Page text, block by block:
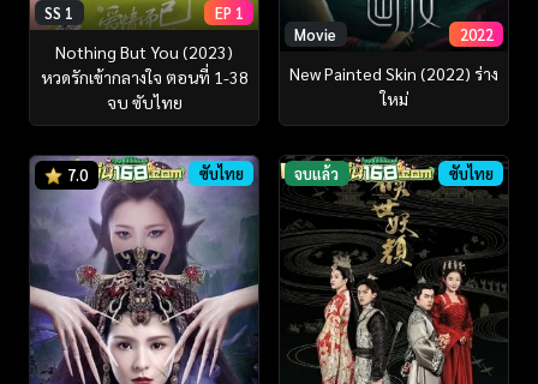
SS 1 EP 1
Nothing But You (2023)
หวดรักเข้ากลางใจ ตอนที่ 1-38
จบ ซับไทย
Movie 2022
New Painted Skin (2022) ร่าง
ใหม่
7.0 ซับไทย จบแล้ว ซับไทย